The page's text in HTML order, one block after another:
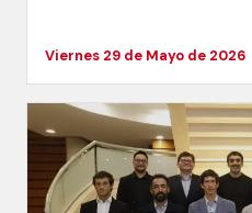
Viernes 29 de Mayo de 2026